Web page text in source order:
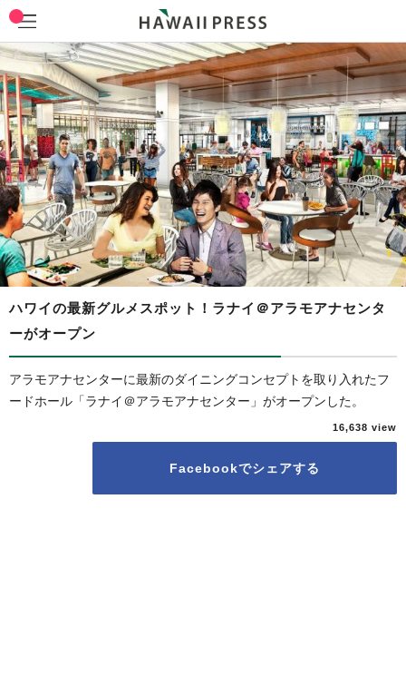
ハワイの最新グルメスポット！ラナイ＠アラモアナセンタ
ーがオープン
アラモアナセンターに最新のダイニングコンセプトを取り入れたフ
ードホール「ラナイ＠アラモアナセンター」がオープンした。
16,638
Facebookでシェアする